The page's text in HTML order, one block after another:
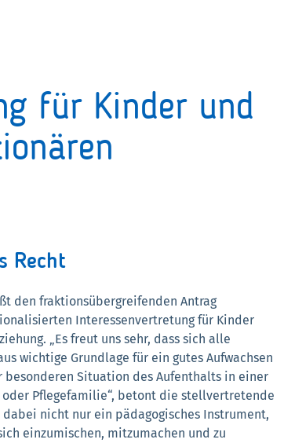
für Kinder und
Recht
den fraktionsübergreifenden Antrag
Interessenvertretung für Kinder
„Es freut uns sehr, dass sich alle
wichtige Grundlage für ein gutes Aufwachsen
besonderen Situation des Aufenthalts in einer
Pflegefamilie“, betont die stellvertretende
nicht nur ein pädagogisches Instrument,
einzumischen, mitzumachen und zu